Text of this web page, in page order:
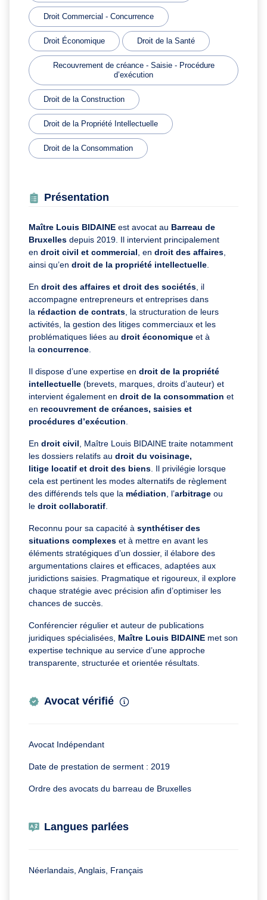
Droit Commercial - Concurrence
Droit Économique Droit de la Santé
Recouvrement de créance - Saisie - Procédure
d’exécution
Droit de la Construction
Droit de la Propriété Intellectuelle
Droit de la Consommation
Présentation
Maître Louis BIDAINE est avocat au Barreau de
Bruxelles depuis 2019. Il intervient principalement
en droit civil et commercial, en droit des affaires,
ainsi qu’en droit de la propriété intellectuelle.
En droit des affaires et droit des sociétés, il
accompagne entrepreneurs et entreprises dans
la rédaction de contrats, la structuration de leurs
activités, la gestion des litiges commerciaux et les
problématiques liées au droit économique et à
la concurrence.
Il dispose d’une expertise en droit de la propriété
intellectuelle (brevets, marques, droits d’auteur) et
intervient également en droit de la consommation et
en recouvrement de créances, saisies et
procédures d’exécution.
En droit civil, Maître Louis BIDAINE traite notamment
les dossiers relatifs au droit du voisinage,
litige locatif et droit des biens. Il privilégie lorsque
cela est pertinent les modes alternatifs de règlement
des différends tels que la médiation, l’arbitrage ou
le droit collaboratif.
Reconnu pour sa capacité à synthétiser des
situations complexes et à mettre en avant les
éléments stratégiques d’un dossier, il élabore des
argumentations claires et efficaces, adaptées aux
juridictions saisies. Pragmatique et rigoureux, il explore
chaque stratégie avec précision afin d’optimiser les
chances de succès.
Conférencier régulier et auteur de publications
juridiques spécialisées, Maître Louis BIDAINE met son
expertise technique au service d’une approche
transparente, structurée et orientée résultats.
Avocat vérifié
Avocat Indépendant
Date de prestation de serment : 2019
Ordre des avocats du barreau de Bruxelles
Langues parlées
Néerlandais, Anglais, Français